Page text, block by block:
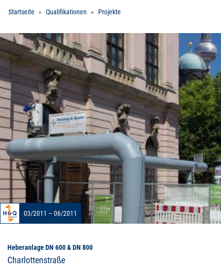
Startseite Qualifikationen Projekte
Heberanlage DN 600 & DN 800
Charlottenstraße
03/2011 – 06/2011